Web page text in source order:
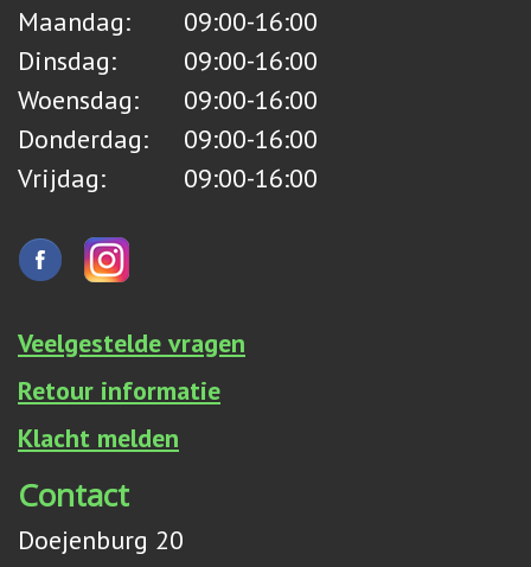
Maandag:
09:00-16:00
Dinsdag:
09:00-16:00
Woensdag:
09:00-16:00
Donderdag:
09:00-16:00
Vrijdag:
09:00-16:00
Veelgestelde vragen
Retour informatie
Klacht melden
Contact
Doejenburg 20